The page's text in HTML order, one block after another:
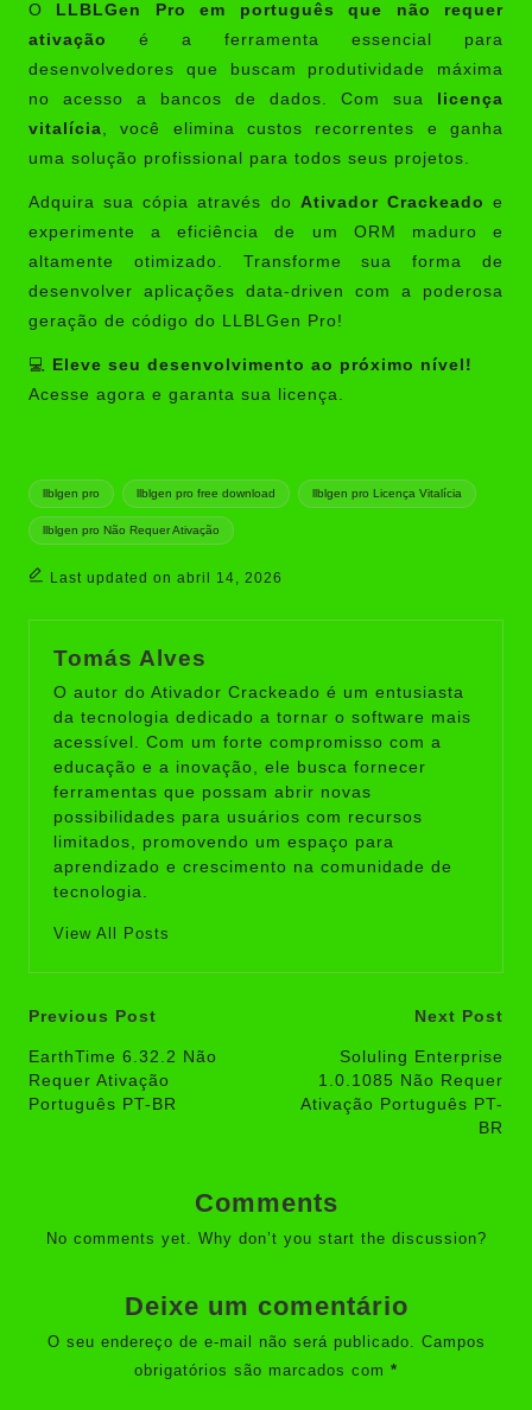
O
LLBLGen Pro em português que não requer
ativação
é a ferramenta essencial para
desenvolvedores que buscam produtividade máxima
no acesso a bancos de dados. Com sua
licença
vitalícia, você elimina custos recorrentes e ganha
uma solução profissional para todos seus projetos.
Adquira sua cópia através do Ativador Crackeado e
experimente a eficiência de um ORM maduro e
altamente otimizado. Transforme sua forma de
desenvolver aplicações data-driven com a poderosa
geração de código do LLBLGen Pro!
💻
Eleve seu desenvolvimento ao próximo nível!
Acesse agora e garanta sua licença.
Tags:
llblgen pro llblgen pro free download llblgen pro Licença Vitalícia
llblgen pro Não Requer Ativação
Last updated on abril 14, 2026
Tomás Alves
O autor do Ativador Crackeado é um entusiasta
da tecnologia dedicado a tornar o software mais
acessível. Com um forte compromisso com a
educação e a inovação, ele busca fornecer
ferramentas que possam abrir novas
possibilidades para usuários com recursos
limitados, promovendo um espaço para
aprendizado e crescimento na comunidade de
tecnologia.
View All Posts
Post
navigation
Previous Post
EarthTime 6.32.2 Não
Requer Ativação
Português PT-BR
Next Post
Soluling Enterprise
1.0.1085 Não Requer
Ativação Português PT-
BR
Comments
No comments yet. Why don’t you start the discussion?
Deixe um comentário
O seu endereço de e-mail não será publicado.
Campos
obrigatórios são marcados com *